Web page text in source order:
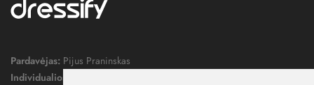
Pardavėjas: Pijus Praninskas
Individualios veiklos pažymos nr.: